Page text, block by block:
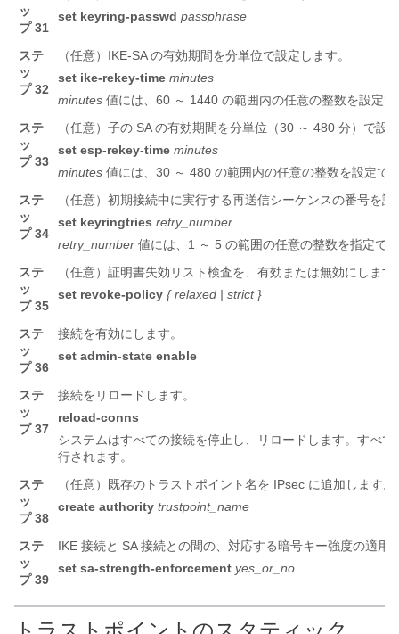
ッ
プ 31
set keyring-passwd passphrase
ステ
ッ
プ 32
（任意）IKE-SA の有効期間を分単位で設定します。
set ike-rekey-time minutes
minutes 値には、60 ～ 1440 の範囲内の任意の整数を設定
ステ
ッ
プ 33
（任意）子の SA の有効期間を分単位（30 ～ 480 分）で設
set esp-rekey-time minutes
minutes 値には、30 ～ 480 の範囲内の任意の整数を設定で
ステ
ッ
プ 34
（任意）初期接続中に実行する再送信シーケンスの番号を
set keyringtries retry_number
retry_number 値には、1 ～ 5 の範囲の任意の整数を指定で
ステ
ッ
プ 35
（任意）証明書失効リスト検査を、有効または無効にします
set revoke-policy { relaxed | strict }
ステ
ッ
プ 36
接続を有効にします。
set admin-state enable
ステ
ッ
プ 37
接続をリロードします。
reload-conns
システムはすべての接続を停止し、リロードします。すべ
行されます。
ステ
ッ
プ 38
（任意）既存のトラストポイント名を IPsec に追加します。
create authority trustpoint_name
ステ
ッ
プ 39
IKE 接続と SA 接続との間の、対応する暗号キー強度の適用
set sa-strength-enforcement yes_or_no